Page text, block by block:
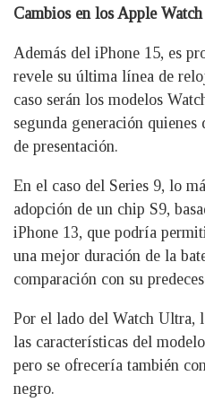
Cambios en los Apple Watch
Además del iPhone 15, es
revele su última línea de
caso serán los modelos
segunda generación
de presentación.
En el caso del Series 9, lo
adopción de un chip S9,
iPhone 13, que podría
una mejor duración de la
comparación con su
Por el lado del Watch Ultra,
las características del
pero se ofrecería también
negro.